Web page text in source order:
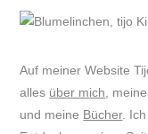
Auf meiner Website
alles über mich ,
und meine Bücher.